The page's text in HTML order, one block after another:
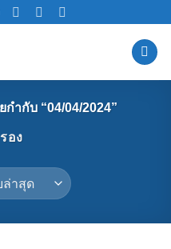
ำกับ “04/04/2024”
อง